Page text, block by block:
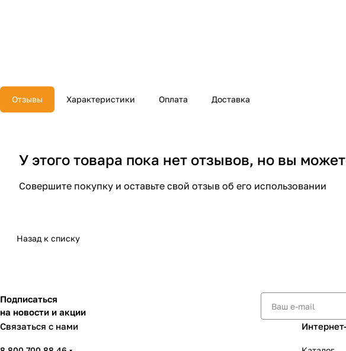
Отзывы Характеристики Оплата Доставка
У этого товара пока нет отзывов, но вы
Совершите покупку и оставьте свой отзыв об его использовании
Назад к списку
Подписаться
на новости и акции
Связаться с нами